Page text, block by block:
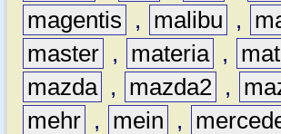
magentis
, malibu ,
master , materia ,
mazda , mazda2 ,
mehr , mein ,